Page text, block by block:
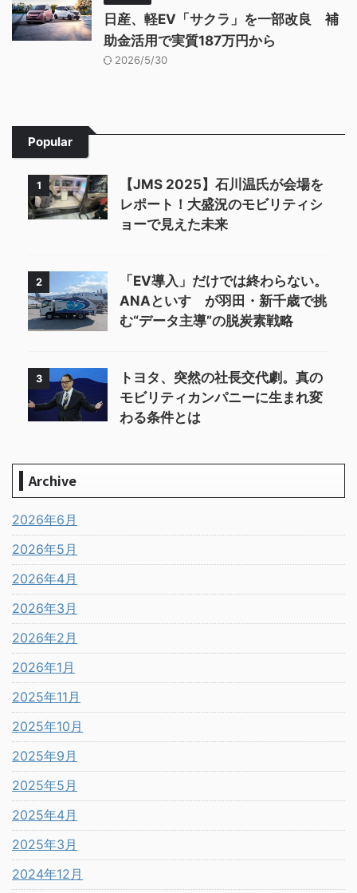
日産、軽EV「サクラ」を一部改良 補
助金活用で実質187万円から
2026/5/30
Popular
1
【JMS 2025】石川温氏が会場を
レポート！大盛況のモビリティシ
ョーで見えた未来
2
「EV導入」だけでは終わらない。
ANAといすゞが羽田・新千歳で挑
む“データ主導”の脱炭素戦略
3
トヨタ、突然の社長交代劇。真の
モビリティカンパニーに生まれ変
わる条件とは
Archive
2026年6月
2026年5月
2026年4月
2026年3月
2026年2月
2026年1月
2025年11月
2025年10月
2025年9月
2025年5月
2025年4月
2025年3月
2024年12月